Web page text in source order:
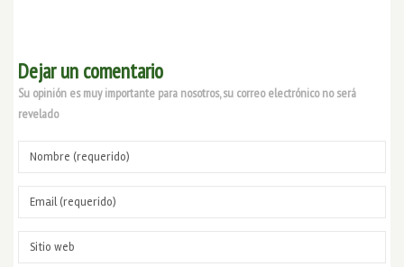
Dejar un comentario
Su opinión es muy importante para nosotros, su correo electrónico no será
revelado